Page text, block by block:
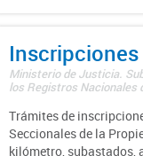
Ministerio de Justicia.
los Registros Nacionales
Trámites de
Seccionales de la
kilómetro, subastados,